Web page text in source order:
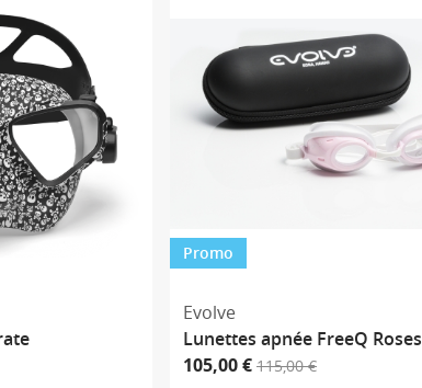
Promo
Evolve
Lunettes apnée FreeQ Roses
105,00 € 115,00 €